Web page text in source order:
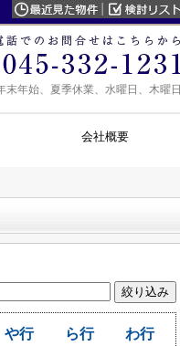
年始、夏季休業、水曜日、木曜日
会社概要
や行 ら行 わ行